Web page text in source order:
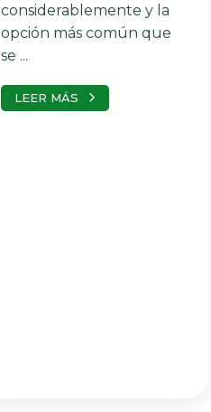
considerablemente y la
opción más común que
se ...
LEER MÁS